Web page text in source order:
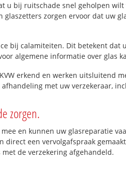
u bij ruitschade snel geholpen
glaszetters zorgen ervoor dat uw
bij calamiteiten. Dit betekent dat
algemene informatie over glas
erkend en werken uitsluitend
met uw verzekeraar,
zorgen.
en kunnen uw glasreparatie
een vervolgafspraak
de verzekering afgehandeld.